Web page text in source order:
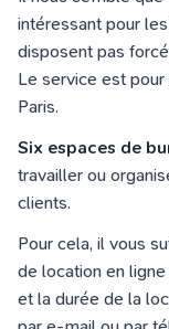
intéressant pour
disposent pas
Le service est
Paris.
Six espaces de
travailler ou
clients.
Pour cela, il vous
de location en
et la durée de la